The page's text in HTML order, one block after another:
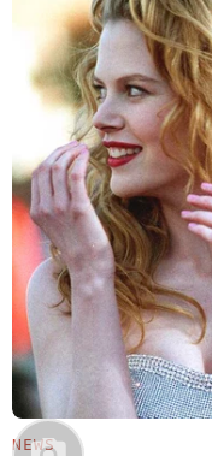
NEWS